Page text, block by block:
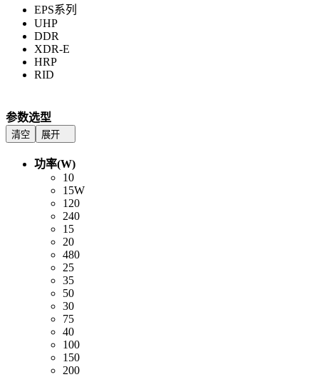
EPS系列
UHP
DDR
XDR-E
HRP
RID
参数选型
清空 展开
功率(W)
10
15W
120
240
15
20
480
25
35
50
30
75
40
100
150
200